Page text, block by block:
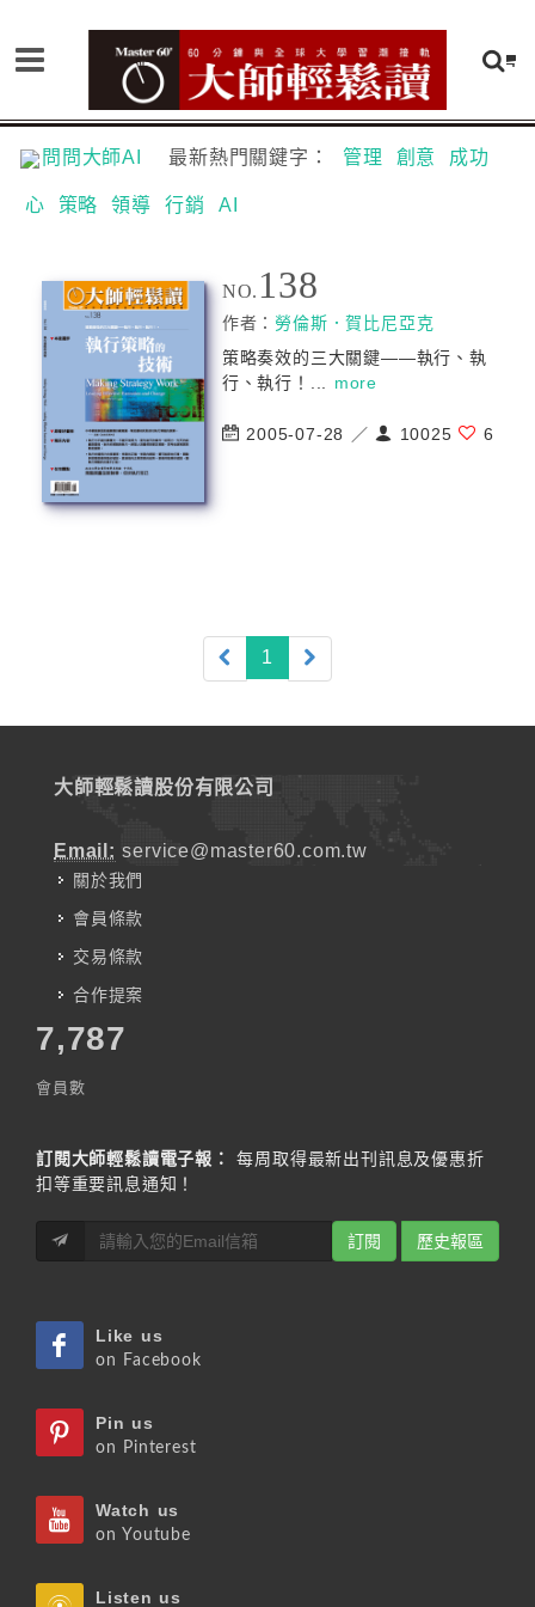
問問大師AI 最新熱門關鍵字： 管理 創意 成功
心 策略 領導 行銷 AI
NO. 138
作者：勞倫斯．賀比尼亞克
策略奏效的三大關鍵——執行、執
行、執行！... more
2005-07-28 ／ 10025 6
1 (current)
大師輕鬆讀股份有限公司
Email: service@master60.com.tw
關於我們
會員條款
交易條款
合作提案
7,787
會員數
訂閱大師輕鬆讀電子報：
每周取得最新出刊訊息及優惠折
扣等重要訊息通知！
訂閱 歷史報區
Like us
on Facebook
Pin us
on Pinterest
Watch us
on Youtube
Listen us